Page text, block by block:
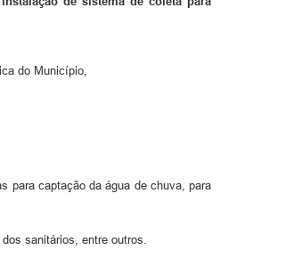
do Município,
para captação da água de chuva, para
sanitários, entre outros.